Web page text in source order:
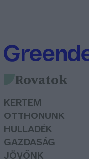
Rovatok
KERTEM
OTTHONUNK
HULLADÉK
GAZDASÁG
JÖVŐNK